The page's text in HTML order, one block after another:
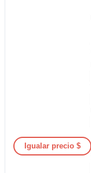
Igualar precio $